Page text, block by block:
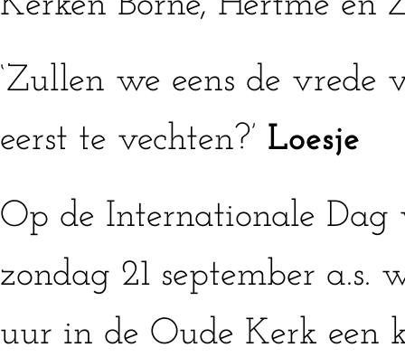
‘Zullen we eens de vrede
eerst te vechten?’ Loesje
Op de Internationale Dag
zondag 21 september a.s.
uur in de Oude Kerk een